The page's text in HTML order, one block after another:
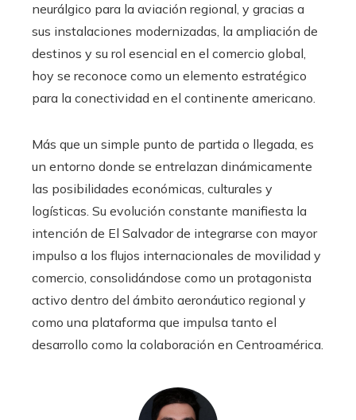
neurálgico para la aviación regional, y gracias a
sus instalaciones modernizadas, la ampliación de
destinos y su rol esencial en el comercio global,
hoy se reconoce como un elemento estratégico
para la conectividad en el continente americano.
Más que un simple punto de partida o llegada, es
un entorno donde se entrelazan dinámicamente
las posibilidades económicas, culturales y
logísticas. Su evolución constante manifiesta la
intención de El Salvador de integrarse con mayor
impulso a los flujos internacionales de movilidad y
comercio, consolidándose como un protagonista
activo dentro del ámbito aeronáutico regional y
como una plataforma que impulsa tanto el
desarrollo como la colaboración en Centroamérica.